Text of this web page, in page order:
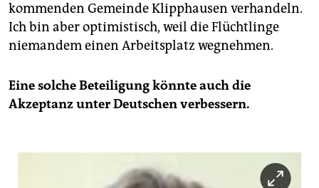
kommenden Gemeinde Klipphausen verhandeln.
Ich bin aber optimistisch, weil die Flüchtlinge
niemandem einen Arbeitsplatz wegnehmen.
Eine solche Beteiligung könnte auch die
Akzeptanz unter Deutschen verbessern.